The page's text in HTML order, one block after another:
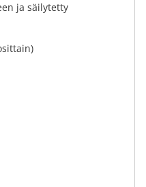
ja säilytetty